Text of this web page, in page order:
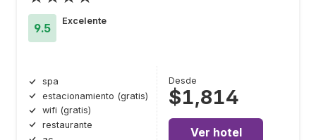
9.5
Excelente
spa
estacionamiento (gratis)
wifi (gratis)
restaurante
Desde
$1,814
Ver hotel